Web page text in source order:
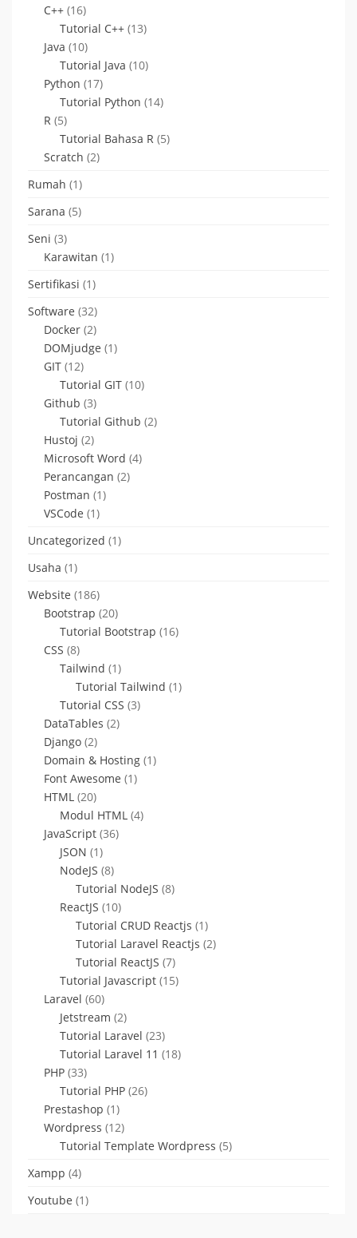
C++ (16)
Tutorial C++ (13)
Java (10)
Tutorial Java (10)
Python (17)
Tutorial Python (14)
R (5)
Tutorial Bahasa R (5)
Scratch (2)
Rumah (1)
Sarana (5)
Seni (3)
Karawitan (1)
Sertifikasi (1)
Software (32)
Docker (2)
DOMjudge (1)
GIT (12)
Tutorial GIT (10)
Github (3)
Tutorial Github (2)
Hustoj (2)
Microsoft Word (4)
Perancangan (2)
Postman (1)
VSCode (1)
Uncategorized (1)
Usaha (1)
Website (186)
Bootstrap (20)
Tutorial Bootstrap (16)
CSS (8)
Tailwind (1)
Tutorial Tailwind (1)
Tutorial CSS (3)
DataTables (2)
Django (2)
Domain & Hosting (1)
Font Awesome (1)
HTML (20)
Modul HTML (4)
JavaScript (36)
JSON (1)
NodeJS (8)
Tutorial NodeJS (8)
ReactJS (10)
Tutorial CRUD Reactjs (1)
Tutorial Laravel Reactjs (2)
Tutorial ReactJS (7)
Tutorial Javascript (15)
Laravel (60)
Jetstream (2)
Tutorial Laravel (23)
Tutorial Laravel 11 (18)
PHP (33)
Tutorial PHP (26)
Prestashop (1)
Wordpress (12)
Tutorial Template Wordpress (5)
Xampp (4)
Youtube (1)